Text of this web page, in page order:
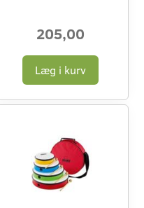
205,00
Læg i kurv